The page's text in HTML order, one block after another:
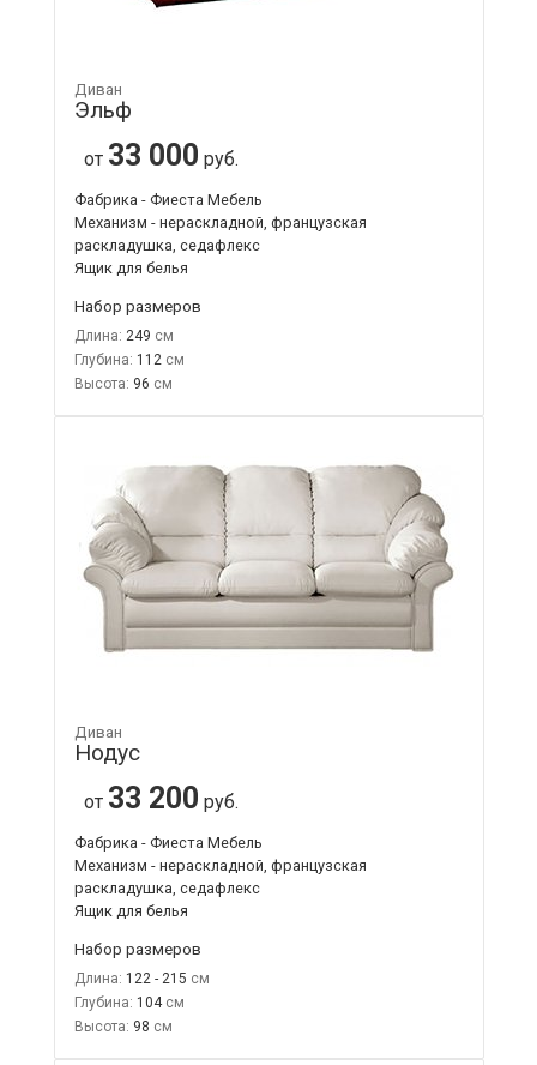
Диван
Эльф
от 33 000 руб.
Фабрика - Фиеста Мебель
Механизм - нераскладной, французская
раскладушка, седафлекс
Ящик для белья
Набор размеров
Длина: 249
Глубина: 112
Высота: 96
Диван
Нодус
от 33 200 руб.
Фабрика - Фиеста Мебель
Механизм - нераскладной, французская
раскладушка, седафлекс
Ящик для белья
Набор размеров
Длина: 122 - 215
Глубина: 104
Высота: 98